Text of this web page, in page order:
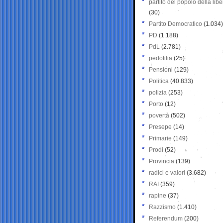
partito del popolo della
(30)
Partito Democratico (1.034)
PD (1.188)
PdL (2.781)
pedofilia (25)
Pensioni (129)
Politica (40.833)
polizia (253)
Porto (12)
povertà (502)
Presepe (14)
Primarie (149)
Prodi (52)
Provincia (139)
radici e valori (3.682)
RAI (359)
rapine (37)
Razzismo (1.410)
Referendum (200)